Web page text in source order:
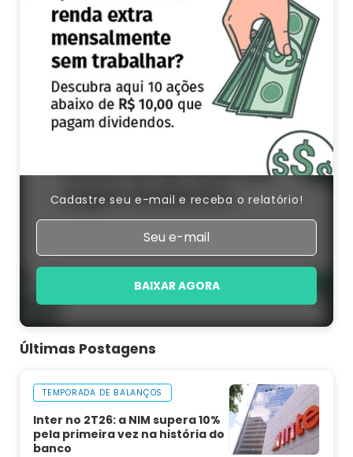
Cadastre seu e-mail e receba o relatório!
BAIXAR AGORA
Últimas Postagens
TEMPORADA DE BALANÇOS
Inter no 2T26: a NIM supera 10%
pela primeira vez na história do
banco